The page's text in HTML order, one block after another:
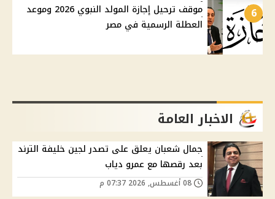
6
موقف ترحيل إجازة المولد النبوي 2026 وموعد
العطلة الرسمية في مصر
الاخبار العامة
جمال شعبان يعلق على تصدر لجين خليفة الترند
بعد رقصها مع عمرو دياب